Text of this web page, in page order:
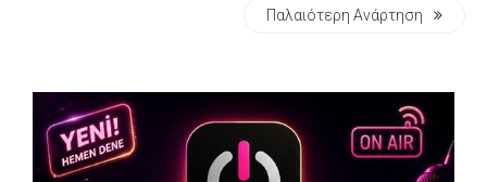
Παλαιότερη Ανάρτηση